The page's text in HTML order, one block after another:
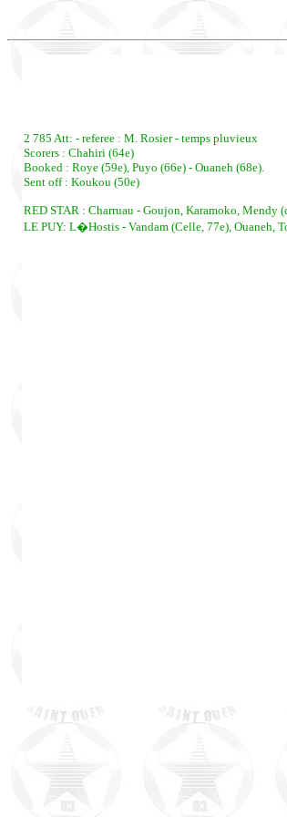
2 785 Att: - referee : M. Rosier - temps pluvieux
Scorers : Chahiri (64e)
Booked : Roye (59e), Puyo (66e) - Ouaneh (68e).
Sent off : Koukou (50e)
RED STAR : Charruau - Goujon, Karamoko,
LE PUY: L�Hostis - Vandam (Celle, 77e), Ouaneh,